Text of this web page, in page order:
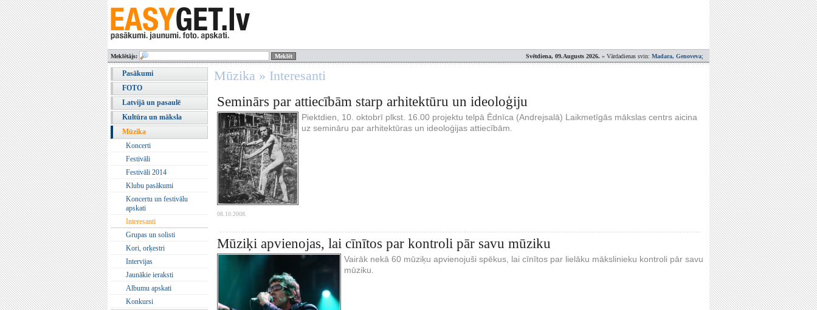
Svētdiena, 09.Augusts 2026. » Vārdadienas svin: Madara, Genoveva;
Meklētājs:
Pasākumi
FOTO
Latvijā un pasaulē
Kultūra un māksla
Mūzika
Koncerti
Festivāli
Festivāli 2014
Klubu pasākumi
Koncertu un festivālu
apskati
Interesanti
Grupas un solisti
Kori, orķestri
Intervijas
Jaunākie ieraksti
Albumu apskati
Konkursi
Mūzika » Interesanti
Seminārs par attiecībām starp arhitektūru un ideoloģiju
Piektdien, 10. oktobrī plkst. 16.00 projektu telpā Ēdnīca (Andrejsalā) Laikmetīgās mākslas centrs aicina
uz semināru par arhitektūras un ideoloģijas attiecībām.
08.10.2008.
Mūziķi apvienojas, lai cīnītos par kontroli pār savu mūziku
Vairāk nekā 60 mūziķu apvienojuši spēkus, lai cīnītos par lielāku mākslinieku kontroli pār savu
mūziku.